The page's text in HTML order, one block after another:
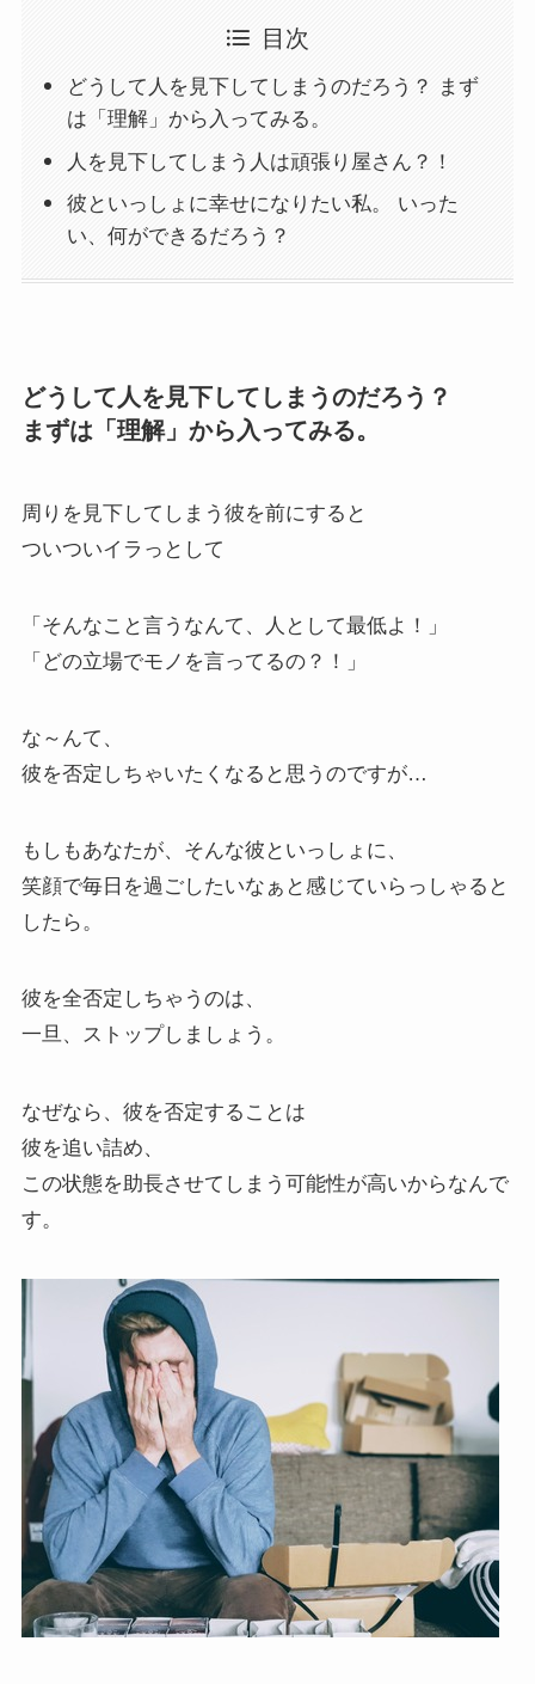
目次
どうして人を見下してしまうのだろう？ まず
は「理解」から入ってみる。
人を見下してしまう人は頑張り屋さん？！
彼といっしょに幸せになりたい私。 いった
い、何ができるだろう？
どうして人を見下してしまうのだろう？
まずは「理解」から入ってみる。
周りを見下してしまう彼を前にすると
ついついイラっとして
「そんなこと言うなんて、人として最低よ！」
「どの立場でモノを言ってるの？！」
な～んて、
彼を否定しちゃいたくなると思うのですが…
もしもあなたが、そんな彼といっしょに、
笑顔で毎日を過ごしたいなぁと感じていらっしゃると
したら。
彼を全否定しちゃうのは、
一旦、ストップしましょう。
なぜなら、彼を否定することは
彼を追い詰め、
この状態を助長させてしまう可能性が高いからなんで
す。